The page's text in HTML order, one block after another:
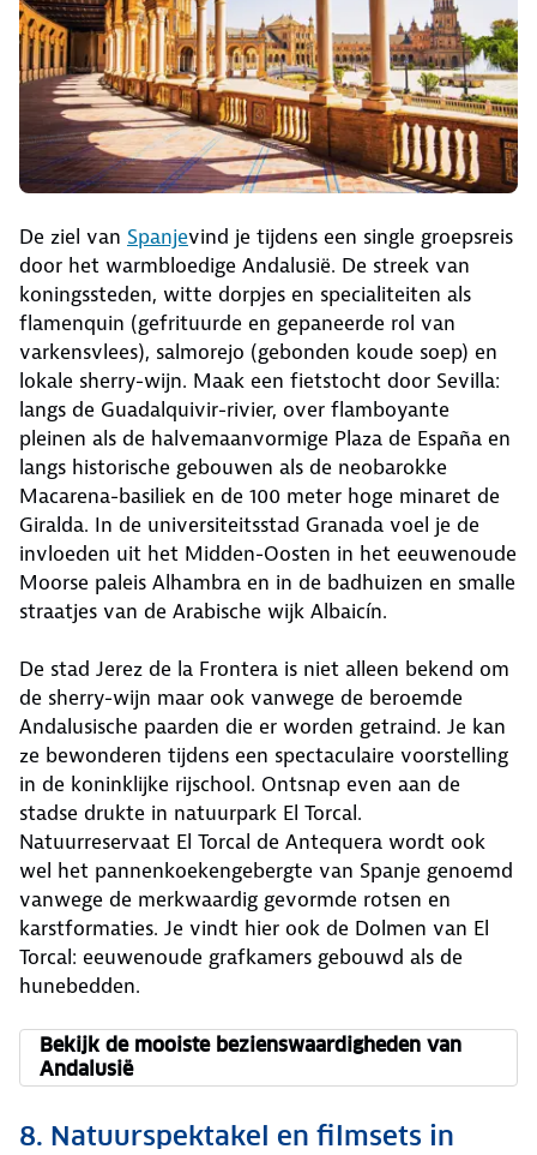
De ziel van Spanjevind je tijdens een single groepsreis
door het warmbloedige Andalusië. De streek van
koningssteden, witte dorpjes en specialiteiten als
flamenquin (gefrituurde en gepaneerde rol van
varkensvlees), salmorejo (gebonden koude soep) en
lokale sherry-wijn. Maak een fietstocht door Sevilla:
langs de Guadalquivir-rivier, over flamboyante
pleinen als de halvemaanvormige Plaza de España en
langs historische gebouwen als de neobarokke
Macarena-basiliek en de 100 meter hoge minaret de
Giralda. In de universiteitsstad Granada voel je de
invloeden uit het Midden-Oosten in het eeuwenoude
Moorse paleis Alhambra en in de badhuizen en smalle
straatjes van de Arabische wijk Albaicín.
De stad Jerez de la Frontera is niet alleen bekend om
de sherry-wijn maar ook vanwege de beroemde
Andalusische paarden die er worden getraind. Je kan
ze bewonderen tijdens een spectaculaire voorstelling
in de koninklijke rijschool. Ontsnap even aan de
stadse drukte in natuurpark El Torcal.
Natuurreservaat El Torcal de Antequera wordt ook
wel het pannenkoekengebergte van Spanje genoemd
vanwege de merkwaardig gevormde rotsen en
karstformaties. Je vindt hier ook de Dolmen van El
Torcal: eeuwenoude grafkamers gebouwd als de
hunebedden.
Bekijk de mooiste bezienswaardigheden van
Andalusië
8. Natuurspektakel en filmsets in